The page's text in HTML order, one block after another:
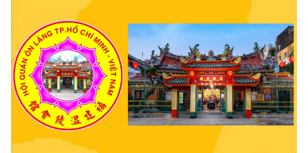
西贡解放报网版权所有
由越南新闻与传播部所属报刊局于2023年09月06日 签发第26/GP-CBC号许可
证